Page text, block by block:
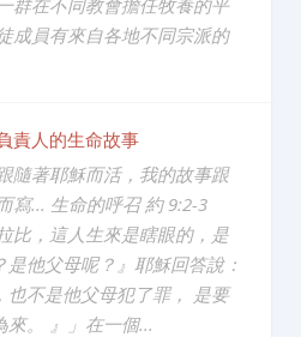
成員有來自各地不同宗派的
責人的生命故事
隨著耶穌而活，我的故事跟
寫... 生命的呼召 約 9:2-3
比，這人生來是瞎眼的，是
他父母呢？』耶穌回答說：
也不是他父母犯了罪， 是要
。 』」在一個...